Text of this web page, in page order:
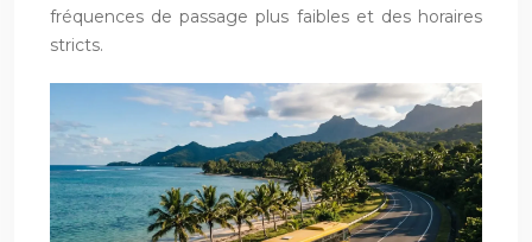
fréquences de passage plus faibles et des horaires
stricts.